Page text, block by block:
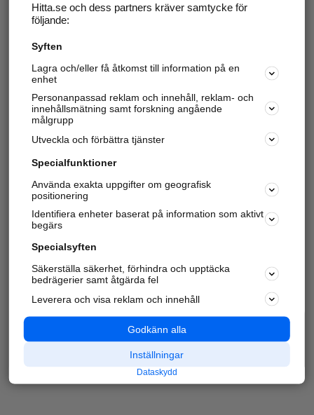
Hitta.se och dess partners kräver samtycke för
följande:
Syften
Lagra och/eller få åtkomst till information på en
enhet
Personanpassad reklam och innehåll, reklam- och
innehållsmätning samt forskning angående
målgrupp
Utveckla och förbättra tjänster
Specialfunktioner
Använda exakta uppgifter om geografisk
positionering
Identifiera enheter baserat på information som aktivt
begärs
Specialsyften
Säkerställa säkerhet, förhindra och upptäcka
bedrägerier samt åtgärda fel
Leverera och visa reklam och innehåll
Godkänn alla
Inställningar
Dataskydd